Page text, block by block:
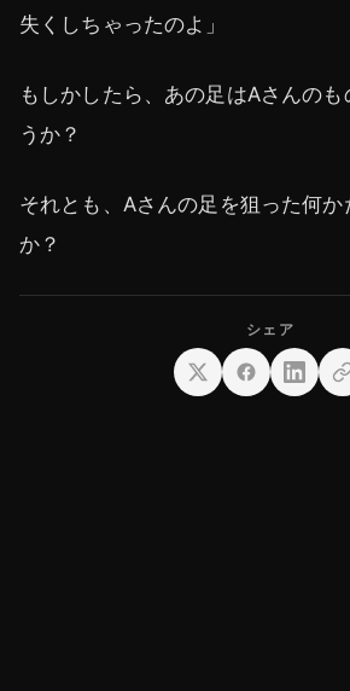
失くしちゃったのよ」
もしかしたら、あの足はAさんのも
うか？
それとも、Aさんの足を狙った何か
か？